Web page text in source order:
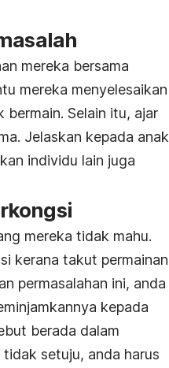
mereka bersama
mereka menyelesaikan
bermain. Selain itu, ajar
Jelaskan kepada anak
individu lain juga
mereka tidak mahu.
kerana takut permainan
permasalahan ini, anda
kepada
berada dalam
setuju, anda harus